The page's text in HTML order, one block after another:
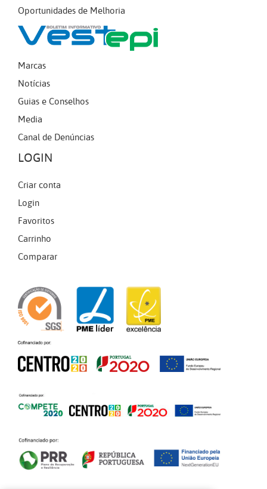
Oportunidades de Melhoria
Marcas
Notícias
Guias e Conselhos
Media
Canal de Denúncias
LOGIN
Criar conta
Login
Favoritos
Carrinho
Comparar